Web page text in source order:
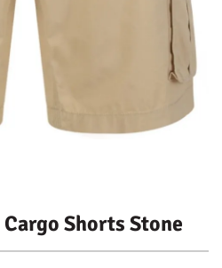
Shorts Stone